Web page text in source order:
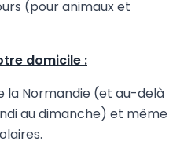
(pour animaux et
domicile :
la Normandie (et au-delà
au dimanche) et même